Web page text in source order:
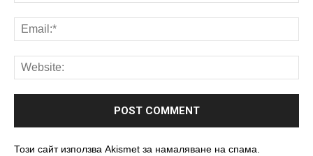
Този сайт използва Akismet за намаляване на спама.